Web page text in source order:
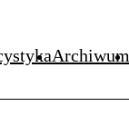
Archiwum